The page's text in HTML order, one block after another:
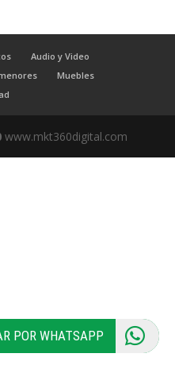
Audio y Video
Muebles
www.mkt360digital.com
POR WHATSAPP